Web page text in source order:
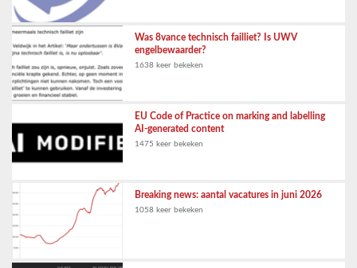
Was 8vance technisch failliet? Is UWV
engelbewaarder?
1638 keer bekeken
EU Code of Practice on marking and labelling
AI-generated content
1475 keer bekeken
Breaking news: aantal vacatures in juni 2026
1058 keer bekeken